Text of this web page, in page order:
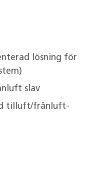
lösning för
slav
tilluft/frånluft-